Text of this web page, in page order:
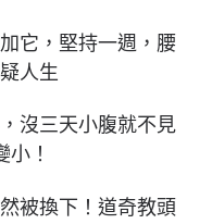
它，堅持一週，腰
人生
沒三天小腹就不見
小！
被換下！道奇教頭